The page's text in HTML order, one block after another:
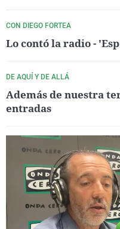
CON DIEGO FORTEA
Lo contó la radio -
DE AQUÍ Y DE ALLÁ
Además de nuestra
entradas